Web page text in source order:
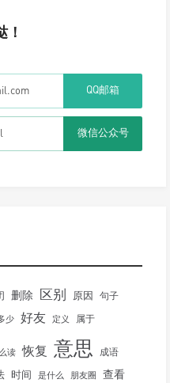
！
QQ邮箱
微信公众号
删除 区别 原因 句子
少 好友 定义 属于
读 恢复 意思 成语
时间 是什么 朋友圈 查看